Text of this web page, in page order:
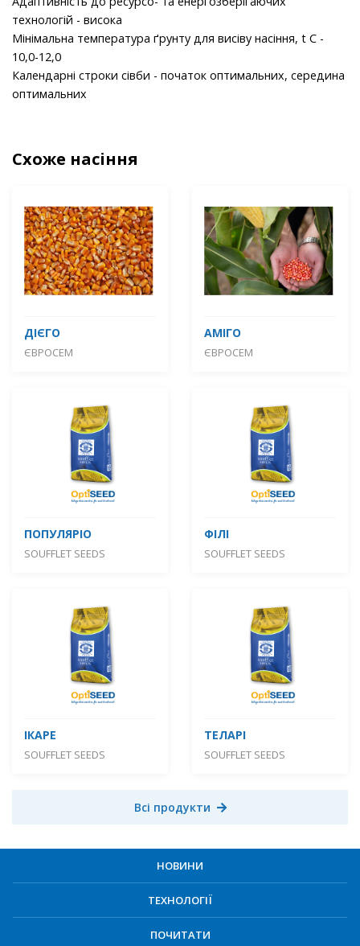
технологій - висока
Мінімальна температура ґрунту для висіву насіння, t С -
10,0-12,0
Календарні строки сівби - початок оптимальних, середина
оптимальних
Схоже насіння
ДІЄГО
ЄВРОСЕМ
АМІГО
ЄВРОСЕМ
ПОПУЛЯРІО
SOUFFLET SEEDS
ФІЛІ
SOUFFLET SEEDS
ІКАРЕ
SOUFFLET SEEDS
ТЕЛАРІ
SOUFFLET SEEDS
Всі продукти
НОВИНИ
ТЕХНОЛОГІЇ
ПОЧИТАТИ